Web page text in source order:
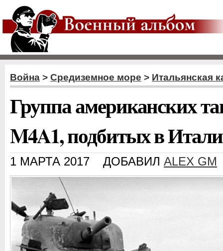
Война > Средиземное море > Итальянская
Группа американских
M4A1, подбитых в
1 МАРТА 2017 ДОБАВИЛ ALEX GM